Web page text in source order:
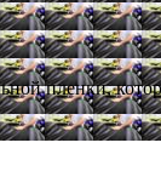
пленки,